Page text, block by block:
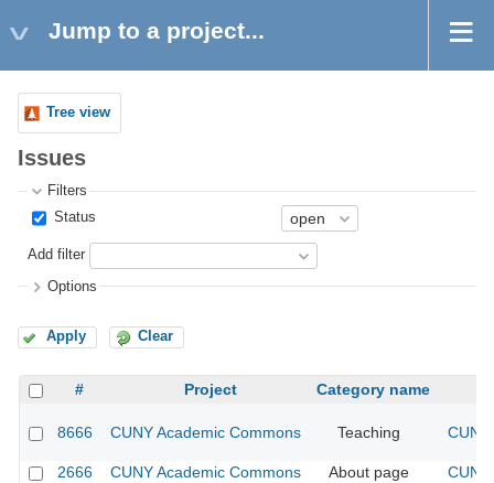
Jump to a project...
Tree view
Issues
Filters
Status
Add filter
Options
Apply Clear
# Project Category name
8666 CUNY Academic Commons Teaching
2666 CUNY Academic Commons About page